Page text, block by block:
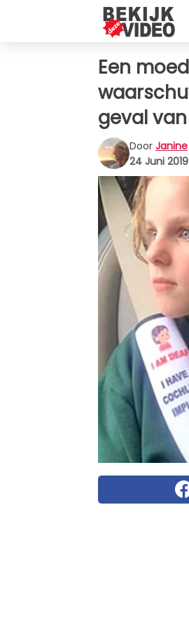
Een
geval
Door Janine
24 Juni 2019